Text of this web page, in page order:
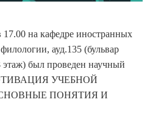
17.00 на кафедре иностранных
ауд.135 (бульвар
был проведен научный
УЧЕБНОЙ
ПОНЯТИЯ И